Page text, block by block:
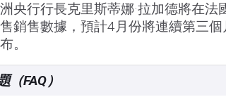
央行行長克里斯蒂娜·拉加德將在法
銷售數據，預計4月份將連續第三個
。
FAQ）